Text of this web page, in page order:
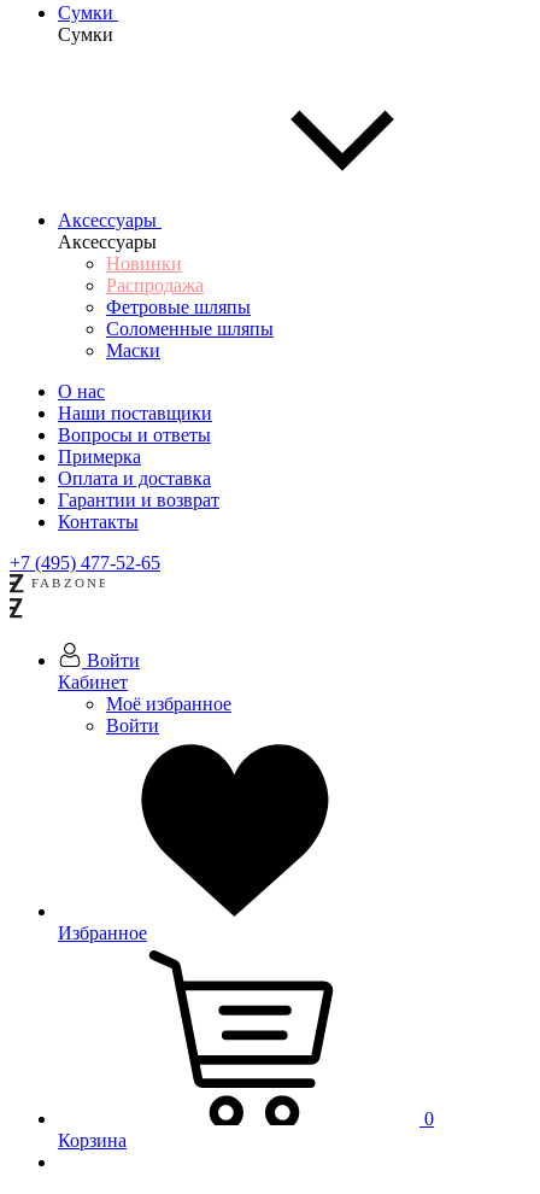
Сумки
Сумки
Аксессуары
Аксессуары
Новинки
Распродажа
Фетровые шляпы
Соломенные шляпы
Маски
О нас
Наши поставщики
Вопросы и ответы
Примерка
Оплата и доставка
Гарантии и возврат
Контакты
+7 (495) 477-52-65
Войти
Кабинет
Моё избранное
Войти
Избранное
0
Корзина